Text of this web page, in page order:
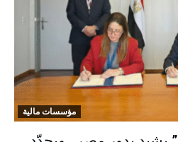
مؤسسات مالية